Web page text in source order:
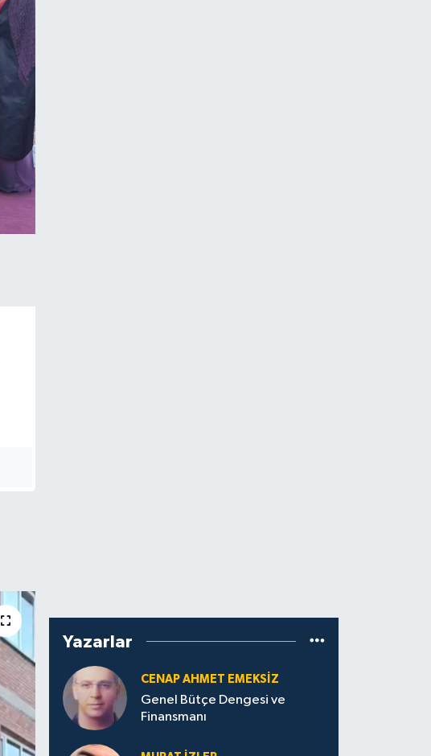
Yazarlar
CENAP AHMET EMEKSİZ
Genel Bütçe Dengesi ve
Finansmanı